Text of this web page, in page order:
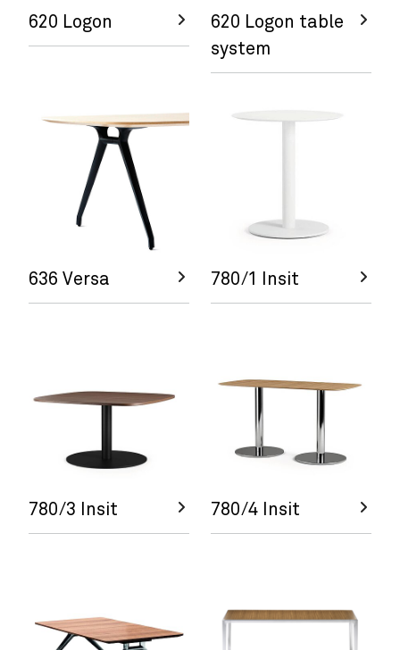
620 Logon
620 Logon table
system
636 Versa 780/1 Insit
780/3 Insit 780/4 Insit